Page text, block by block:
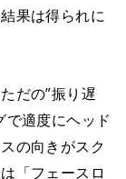
果は得られに
だの”振り遅
で適度にヘッド
の向きがスク
「フェースロ